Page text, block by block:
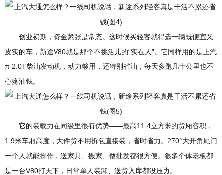
创业初期，资金紧张是常态。这时候买轻客就得选一辆既便宜又
皮实的车，新途V80就是那个不挑活儿的“实在人”。它同样用的是上汽
π 2.0T柴油发动机，动力够用，还特别省油，每天多跑几十公里也不
心疼油钱。
它的装载力在同级里很有优势——最高11.4立方米的货厢容积，
1.9米车厢高度，大件货不用拆包直接装，省时省力。270°大开角尾门
一个人就能操作，送家具、搬家、做批发都很方便。很多个体老板都
是一台V80打天下，日常单人装卸、送货入库都没压力。